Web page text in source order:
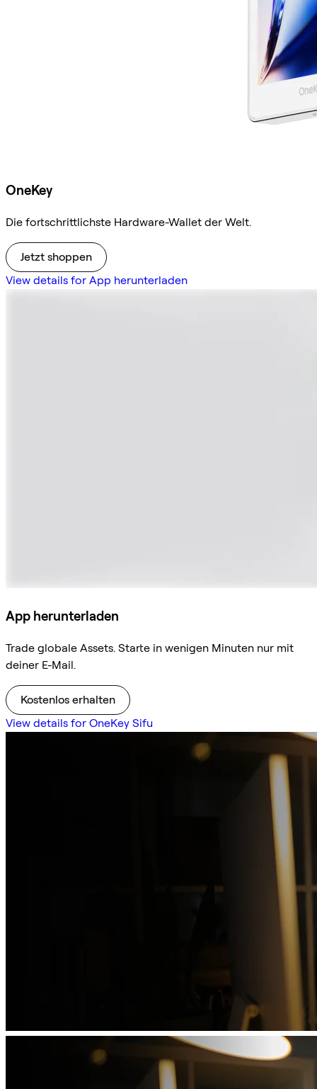
OneKey
Die fortschrittlichste Hardware-Wallet der Welt.
Jetzt shoppen
View details for App herunterladen
App herunterladen
Trade globale Assets. Starte in wenigen Minuten nur mit
deiner E-Mail.
Kostenlos erhalten
View details for OneKey Sifu